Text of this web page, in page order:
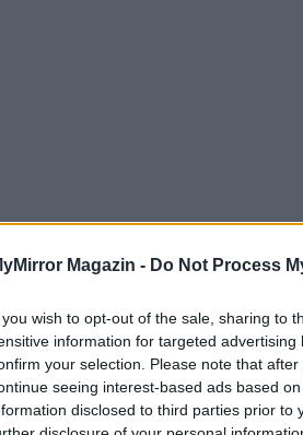
Magazin - Do Not Process
you wish to opt-out of the sale, sharing to
information for targeted
your selection. Please note that
seeing interest-based ads based
disclosed to third parties prior